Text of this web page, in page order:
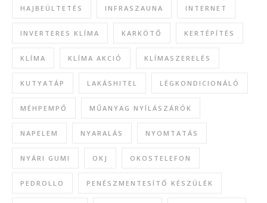
HAJBEÜLTETÉS INFRASZAUNA INTERNET
INVERTERES KLÍMA KARKÖTŐ KERTÉPÍTÉS
KLÍMA KLÍMA AKCIÓ KLÍMASZERELÉS
KUTYATÁP LAKÁSHITEL LÉGKONDICIONÁLÓ
MÉHPEMPŐ MŰANYAG NYÍLÁSZÁRÓK
NAPELEM NYARALÁS NYOMTATÁS
NYÁRI GUMI OKJ OKOSTELEFON
PEDROLLO PENÉSZMENTESÍTŐ KÉSZÜLÉK